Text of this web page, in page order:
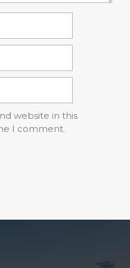
website in this
I comment.